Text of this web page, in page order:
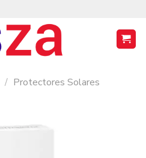
/ Protectores Solares